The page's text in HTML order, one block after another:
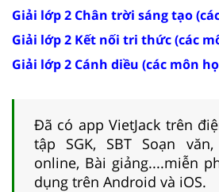
Giải lớp 2 Chân trời sáng tạo
Giải lớp 2 Kết nối tri thức (các
Giải lớp 2 Cánh diều (các môn
Đã có app VietJack trên
tập SGK, SBT Soạn
online, Bài giảng....miễn
dụng trên Android và iOS.